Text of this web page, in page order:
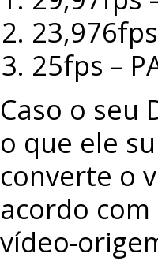
25fps –
Caso o seu
o que ele
converte o
acordo
vídeo-